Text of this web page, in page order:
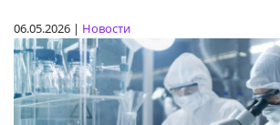
06.05.2026 | Новости